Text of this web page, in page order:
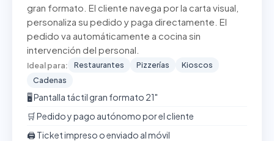
gran formato. El cliente navega por la carta visual,
personaliza su pedido y paga directamente. El
pedido va automáticamente a cocina sin
intervención del personal.
Ideal para: Restaurantes Pizzerías
Kioscos
Cadenas
🖥️ Pantalla táctil gran formato 21"
🛒 Pedido y pago autónomo por el cliente
🖨️ Ticket impreso o enviado al móvil